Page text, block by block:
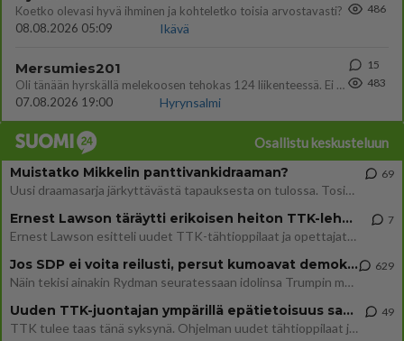
Koetko olevasi hyvä ihminen ja kohteletko toisia arvostavasti?
08.08.2026 05:09
Ikävä
486
Mersumies201
Oli tänään hyrskällä melekoosen tehokas 124 liikenteessä. Ei paljon vastamäki haitannu....
07.08.2026 19:00
Hyrynsalmi
15
483
Osallistu keskusteluun
Muistatko Mikkelin panttivankidraaman?
Uusi draamasarja järkyttävästä tapauksesta on tulossa. Tositapahtumiin perustuva sarja ammentaa vuoden 1986 Mikkelin pan
69
Ernest Lawson täräytti erikoisen heiton TTK-lehdistötilaisuudessa: " Onko tässä tarkoituksena...?"
Ernest Lawson esitteli uudet TTK-tähtioppilaat ja opettajat torstaina 6.8. lehdistölle. Tulevalla kaudella on yksi hausk
7
Jos SDP ei voita reilusti, persut kumoavat demokratian Suomesta
Näin tekisi ainakin Rydman seuratessaan idolinsa Trumpin mallia https://www.is.fi/politiikka/art-2000012187244.html
629
Uuden TTK-juontajan ympärillä epätietoisuus sakenee - Nyt MTV hämmentää soppaa
TTK tulee taas tänä syksynä. Ohjelman uudet tähtioppilaat julkistetaan torstaina 6. elokuuta klo 14 alkavassa lehdistö
49